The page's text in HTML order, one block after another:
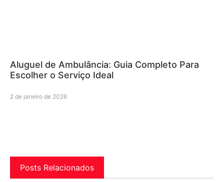
Aluguel de Ambulância: Guia Completo Para
Escolher o Serviço Ideal
2 de janeiro de 2026
Posts Relacionados